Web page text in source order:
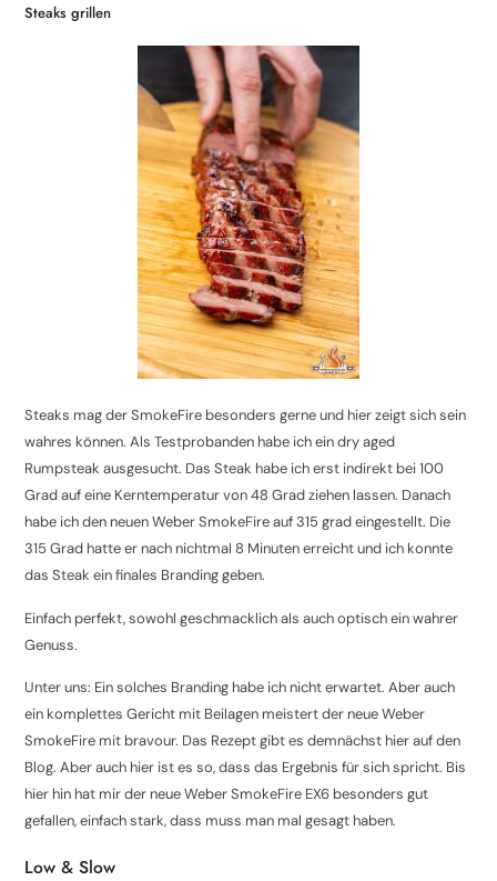
Steaks grillen
Steaks mag der SmokeFire besonders gerne und hier zeigt sich sein
wahres können. Als Testprobanden habe ich ein dry aged
Rumpsteak ausgesucht. Das Steak habe ich erst indirekt bei 100
Grad auf eine Kerntemperatur von 48 Grad ziehen lassen. Danach
habe ich den neuen Weber SmokeFire auf 315 grad eingestellt. Die
315 Grad hatte er nach nichtmal 8 Minuten erreicht und ich konnte
das Steak ein finales Branding geben.
Einfach perfekt, sowohl geschmacklich als auch optisch ein wahrer
Genuss.
Unter uns: Ein solches Branding habe ich nicht erwartet. Aber auch
ein komplettes Gericht mit Beilagen meistert der neue Weber
SmokeFire mit bravour. Das Rezept gibt es demnächst hier auf den
Blog. Aber auch hier ist es so, dass das Ergebnis für sich spricht. Bis
hier hin hat mir der neue Weber SmokeFire EX6 besonders gut
gefallen, einfach stark, dass muss man mal gesagt haben.
Low & Slow